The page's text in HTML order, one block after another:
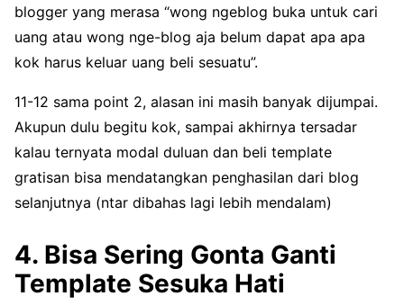
blogger yang merasa “wong ngeblog buka untuk cari
uang atau wong nge-blog aja belum dapat apa apa
kok harus keluar uang beli sesuatu”.
11-12 sama point 2, alasan ini masih banyak dijumpai.
Akupun dulu begitu kok, sampai akhirnya tersadar
kalau ternyata modal duluan dan beli template
gratisan bisa mendatangkan penghasilan dari blog
selanjutnya (ntar dibahas lagi lebih mendalam)
4. Bisa Sering Gonta Ganti
Template Sesuka Hati